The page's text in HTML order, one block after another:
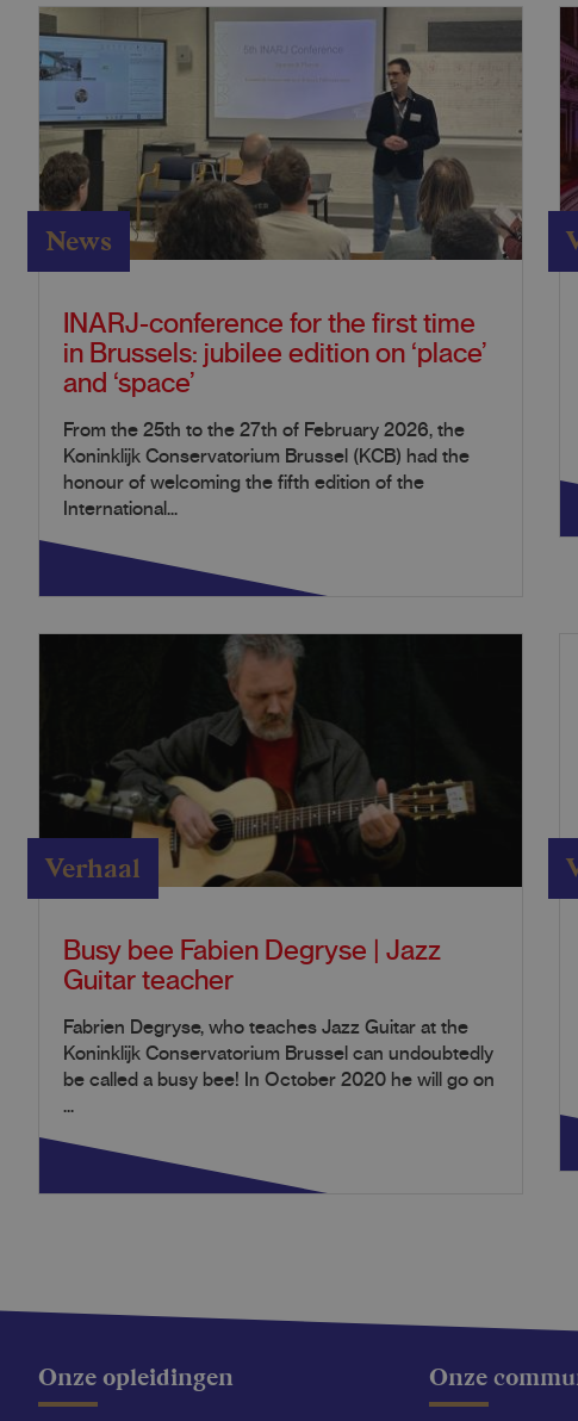
News
INARJ-conference for the first time
in Brussels: jubilee edition on ‘place’
and ‘space’
From the 25th to the 27th of February 2026, the
Koninklijk Conservatorium Brussel (KCB) had the
honour of welcoming the fifth edition of the
International...
Verhaal
Busy bee Fabien Degryse | Jazz
Guitar teacher
Fabrien Degryse, who teaches Jazz Guitar at the
Koninklijk Conservatorium Brussel can undoubtedly
be called a busy bee! In October 2020 he will go on
...
Onze opleidingen Onze